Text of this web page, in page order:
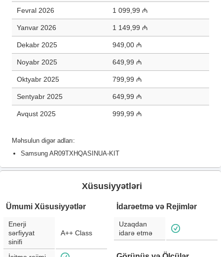
Fevral 2026 1 099,99 ₼
Yanvar 2026 1 149,99 ₼
Dekabr 2025 949,00 ₼
Noyabr 2025 649,99 ₼
Oktyabr 2025 799,99 ₼
Sentyabr 2025 649,99 ₼
Avqust 2025 999,99 ₼
Məhsulun digər adları:
Samsung AR09TXHQASINUA-KIT
Xüsusiyyətləri
Ümumi Xüsusiyyətlər
Enerji
sərfiyyat
sinifi
A++ Class
İdarəetmə və Rejimlər
Uzaqdan
idarə etmə